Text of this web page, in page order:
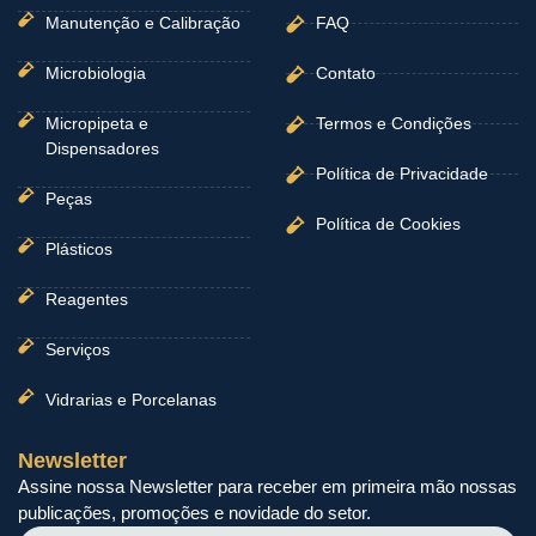
Manutenção e Calibração
Microbiologia
Micropipeta e
Dispensadores
Peças
Plásticos
Reagentes
Serviços
Vidrarias e Porcelanas
FAQ
Contato
Termos e Condições
Política de Privacidade
Política de Cookies
Newsletter
Assine nossa Newsletter para receber em primeira mão nossas
publicações, promoções e novidade do setor.